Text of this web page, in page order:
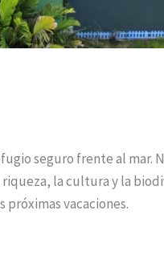
seguro frente al mar.
la cultura y la
vacaciones.